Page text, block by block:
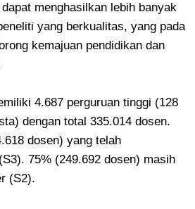
menghasilkan lebih banyak
yang berkualitas, yang pada
kemajuan pendidikan dan
4.687 perguruan tinggi (128
dengan total 335.014 dosen.
dosen) yang telah
75% (249.692 dosen) masih
(S2).